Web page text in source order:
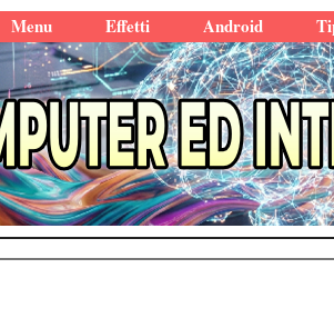
Menu Effetti Android